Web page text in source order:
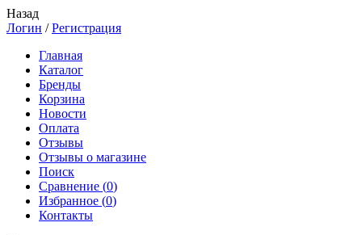
Назад
Логин /Регистрация
Главная
Каталог
Бренды
Корзина
Новости
Оплата
Отзывы
Отзывы о магазине
Поиск
Сравнение (0)
Избранное (0)
Контакты